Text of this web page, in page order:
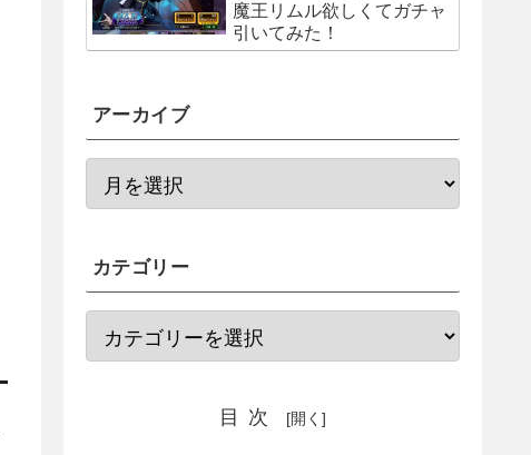
魔王リムル欲しくてガチャ
引いてみた！
アーカイブ
カテゴリー
目次